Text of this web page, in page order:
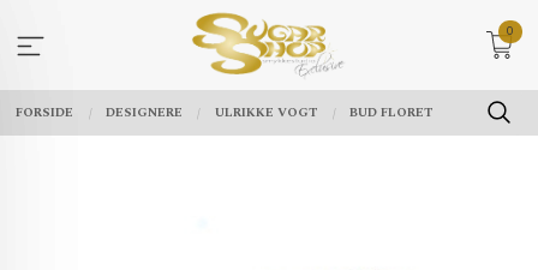
innholdet
0
FORSIDE DESIGNERE ULRIKKE VOGT BUD FLORET